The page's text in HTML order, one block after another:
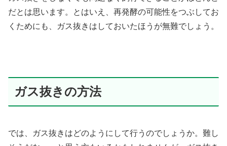
だとは思います。とはいえ、再発酵の可能性をつぶしてお
くためにも、ガス抜きはしておいたほうが無難でしょう。
ガス抜きの方法
では、ガス抜きはどのようにして行うのでしょうか。難し